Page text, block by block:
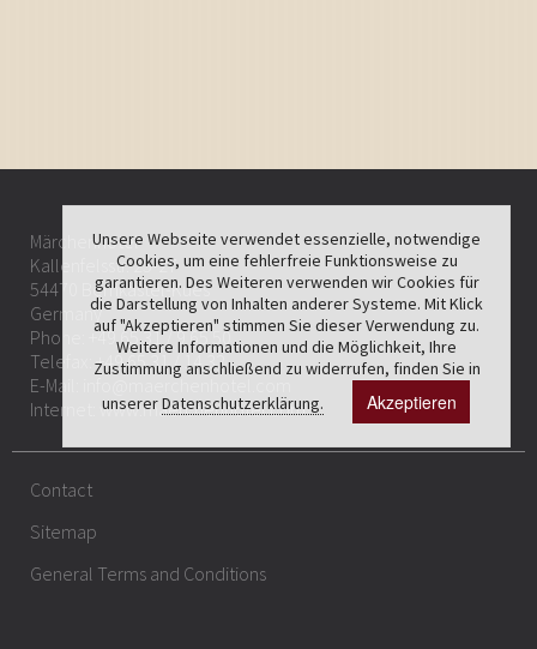
Märchenhotel
Kallenfelsstr. 25-27
54470 Bernkastel-Kues
Germany
Phone:
+49 65 31 / 9 65 50
Telefax: +49 65 31 / 14 32
E-Mail:
info@maerchenhotel.com
Internet: www.maerchenhotel.com
Contact
Sitemap
General Terms and Conditions
Unsere Webseite verwendet essenzielle, notwendige
Cookies, um eine fehlerfreie Funktionsweise zu
garantieren. Des Weiteren verwenden wir Cookies für
die Darstellung von Inhalten anderer Systeme. Mit Klick
auf "Akzeptieren" stimmen Sie dieser Verwendung zu.
Weitere Informationen und die Möglichkeit, Ihre
Zustimmung anschließend zu widerrufen, finden Sie in
unsererDatenschutzerklärung. Akzeptieren